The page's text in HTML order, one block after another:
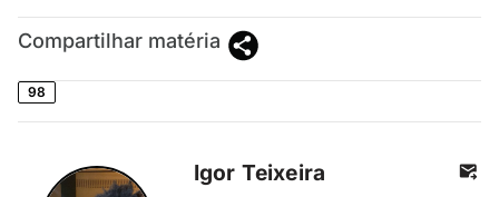
Compartilhar matéria
98
Igor Teixeira